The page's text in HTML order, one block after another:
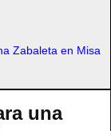
Zabaleta en Misa
una